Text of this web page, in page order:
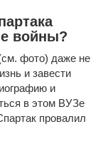
войны?
фото) даже не
и завести
и
в этом ВУЗе
провалил